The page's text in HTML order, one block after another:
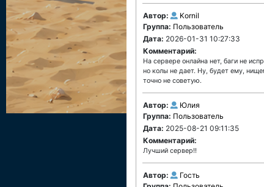
Автор:
Kornil
Группа: Пользователь
Дата: 2026-01-31 10:27:33
Комментарий:
На сервере онлайна нет, баги не
но колы не дает. Ну, будет ему,
точно не советую.
Автор:
Юлия
Группа: Пользователь
Дата: 2025-08-21 09:11:35
Комментарий:
Лучший сервер!!
Автор:
Гость